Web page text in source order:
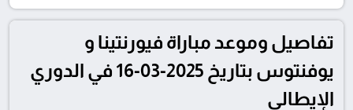
تفاصيل وموعد مباراة فيورنتينا و
يوفنتوس بتاريخ 2025-03-16 في الدوري
الإيطالي